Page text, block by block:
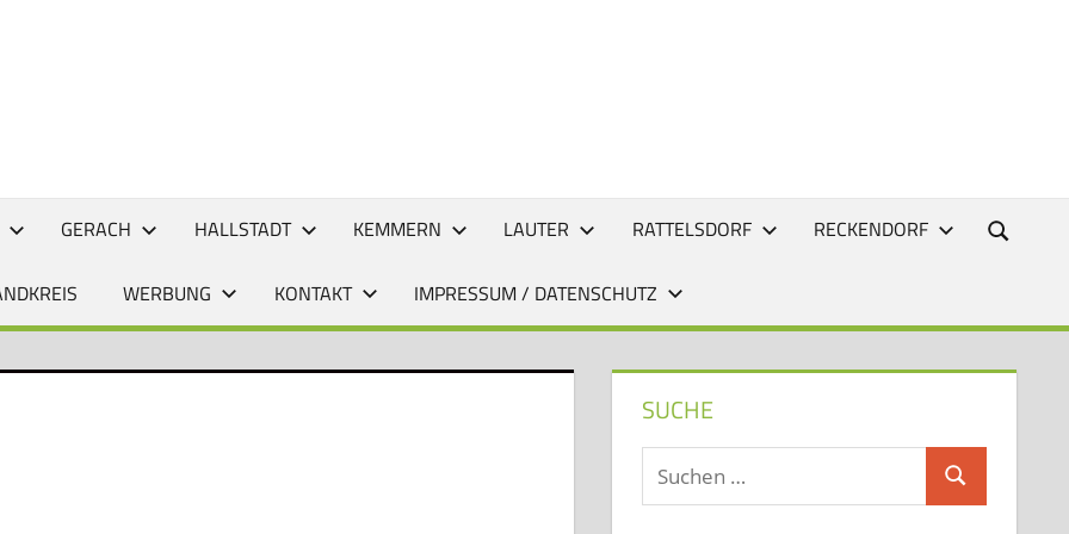
GERACH HALLSTADT KEMMERN LAUTER RATTELSDORF RECKENDORF
WERBUNG KONTAKT IMPRESSUM / DATENSCHUTZ
SUCHE
Suchen
nach:
Suchen